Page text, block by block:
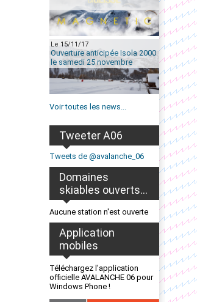
Le 15/11/17
Ouverture anticipée Isola 2000
le samedi 25 novembre
Voir toutes les news...
Tweeter A06
Tweets de @avalanche_06
Domaines
skiables ouverts...
Aucune station n'est ouverte
Application
mobiles
Téléchargez l'application
officielle AVALANCHE 06 pour
Windows Phone !